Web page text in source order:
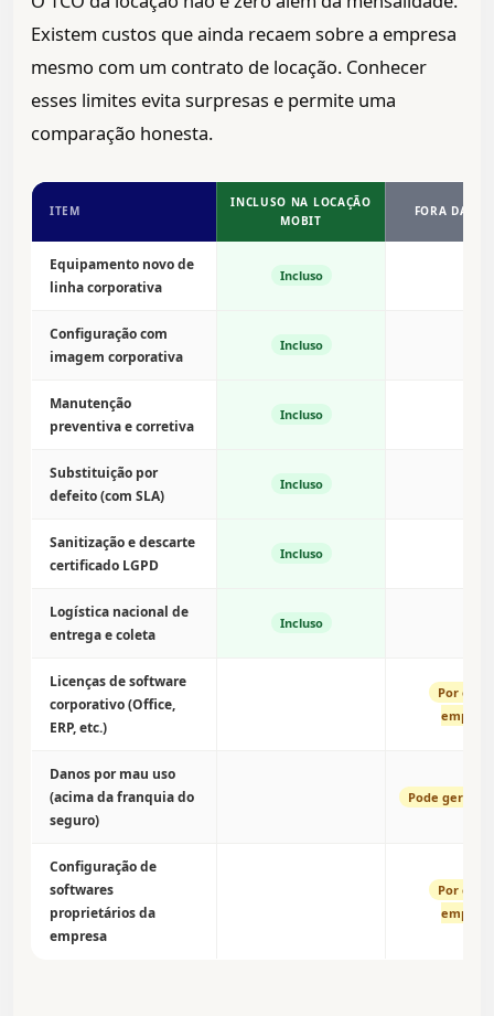
Existem custos que ainda recaem sobre a empresa
mesmo com um contrato de locação. Conhecer
esses limites evita surpresas e permite uma
comparação honesta.
ITEM
INCLUSO NA LOCAÇÃO
MOBIT
FORA DA
Equipamento novo de
linha corporativa
Incluso
Configuração com
imagem corporativa
Incluso
Manutenção
preventiva e corretiva
Incluso
Substituição por
defeito (com SLA)
Incluso
Sanitização e descarte
certificado LGPD
Incluso
Logística nacional de
entrega e coleta
Incluso
Licenças de software
corporativo (Office,
ERP, etc.)
Por
empresa
Danos por mau uso
(acima da franquia do
seguro)
Pode gerar
Configuração de
softwares
proprietários da
empresa
Por
empresa